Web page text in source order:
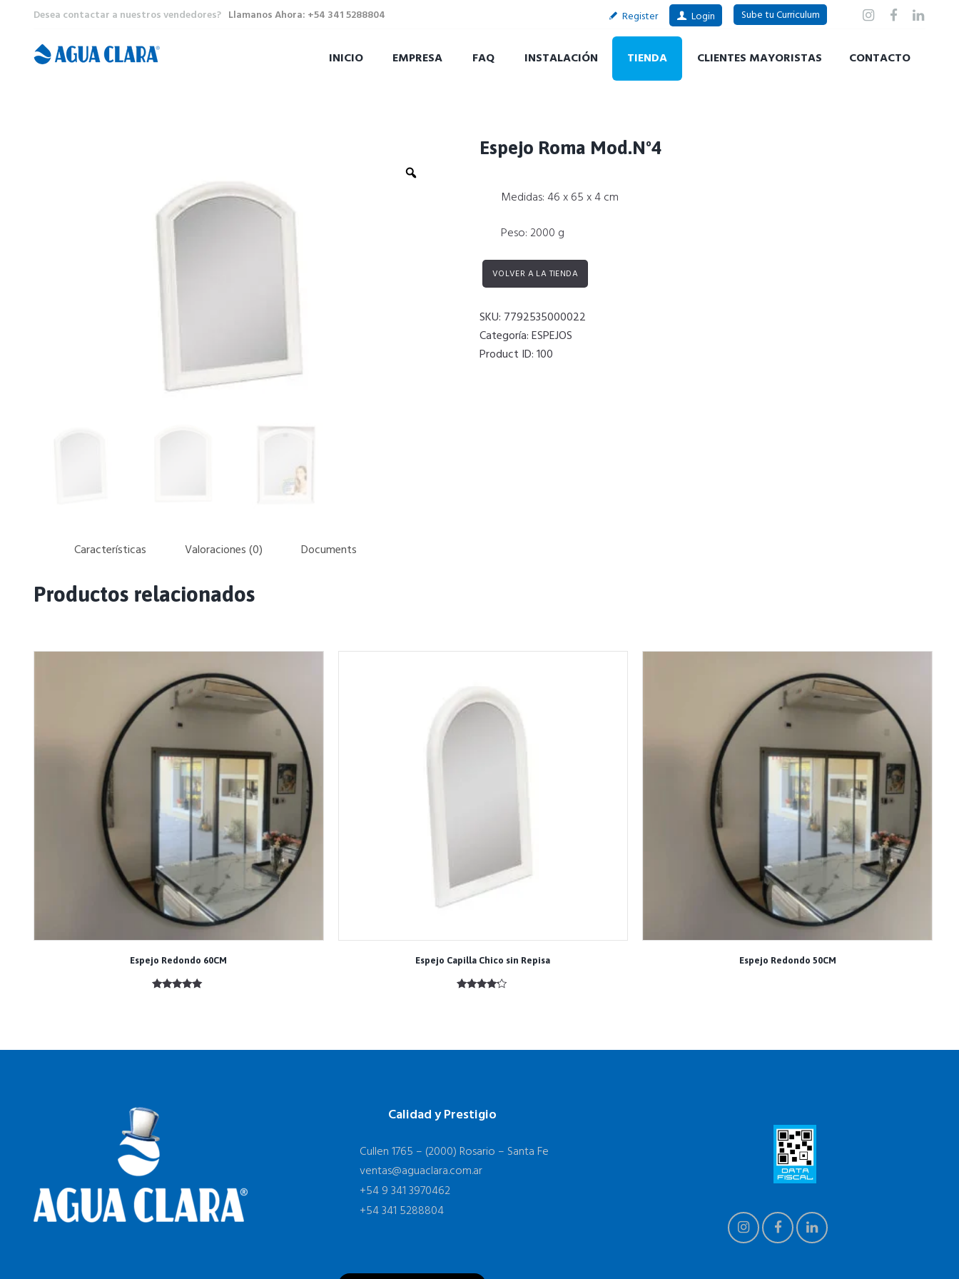
Desea contactar a nuestros vendedores? Llamanos Ahora: +54 341 5288804 Register Login Sube tu Curriculum
INICIO EMPRESA FAQ INSTALACIÓN TIENDA CLIENTES MAYORISTAS CONTACTO
Espejo Roma Mod.Nº4
Medidas: 46 x 65 x 4 cm
Peso: 2000 g
VOLVER A LA TIENDA
SKU: 7792535000022
Categoría:ESPEJOS
Product ID:100
Características Valoraciones (0) Documents
Productos relacionados
Espejo Redondo 60CM Espejo Capilla Chico sin Repisa Espejo Redondo 50CM
Calidad y Prestigio
Cullen 1765 – (2000) Rosario – Santa Fe
ventas@aguaclara.com.ar
+54 9 341 3970462
+54 341 5288804